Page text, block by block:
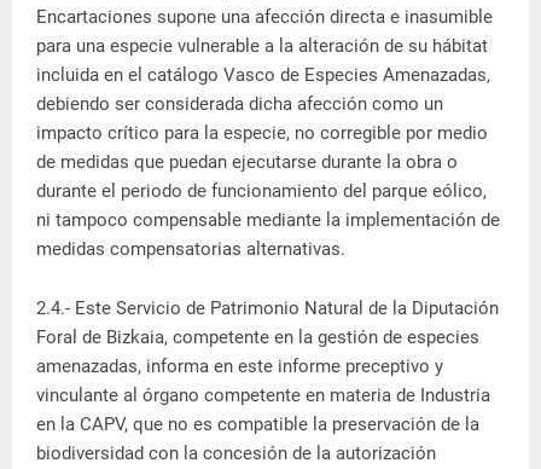
Encartaciones supone una afección directa e inasumible
para una especie vulnerable a la alteración de su hábitat
incluida en el catálogo Vasco de Especies Amenazadas,
debiendo ser considerada dicha afección como un
impacto crítico para la especie, no corregible por medio
de medidas que puedan ejecutarse durante la obra o
durante el periodo de funcionamiento del parque eólico,
ni tampoco compensable mediante la implementación de
medidas compensatorias alternativas.
2.4.- Este Servicio de Patrimonio Natural de la Diputación
Foral de Bizkaia, competente en la gestión de especies
amenazadas, informa en este informe preceptivo y
vinculante al órgano competente en materia de Industria
en la CAPV, que no es compatible la preservación de la
biodiversidad con la concesión de la autorización